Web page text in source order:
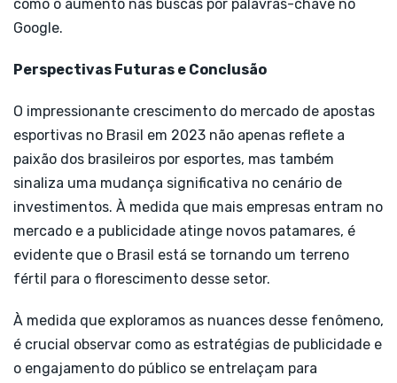
como o aumento nas buscas por palavras-chave no
Google.
Perspectivas Futuras e Conclusão
O impressionante crescimento do mercado de apostas
esportivas no Brasil em 2023 não apenas reflete a
paixão dos brasileiros por esportes, mas também
sinaliza uma mudança significativa no cenário de
investimentos. À medida que mais empresas entram no
mercado e a publicidade atinge novos patamares, é
evidente que o Brasil está se tornando um terreno
fértil para o florescimento desse setor.
À medida que exploramos as nuances desse fenômeno,
é crucial observar como as estratégias de publicidade e
o engajamento do público se entrelaçam para